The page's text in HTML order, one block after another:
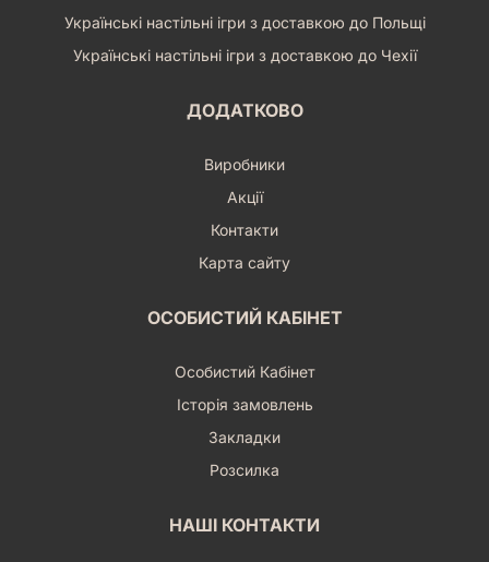
Українські настільні ігри з доставкою до Польщі
Українські настільні ігри з доставкою до Чехії
ДОДАТКОВО
Виробники
Акції
Контакти
Карта сайту
ОСОБИСТИЙ КАБІНЕТ
Особистий Кабінет
Історія замовлень
Закладки
Розсилка
НАШІ КОНТАКТИ